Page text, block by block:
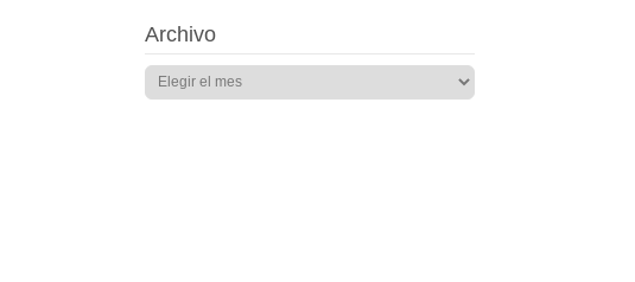
Archivo